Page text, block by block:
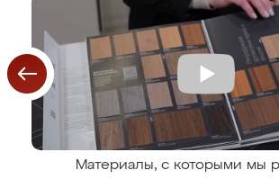
Материалы, с которыми мы